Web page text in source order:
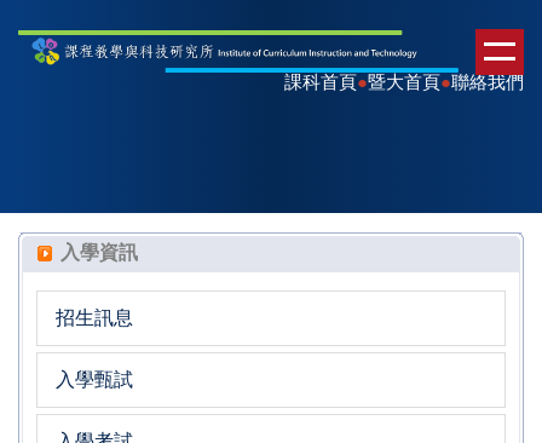
課科首頁●暨大首頁●聯絡我們
入學資訊
招生訊息
入學甄試